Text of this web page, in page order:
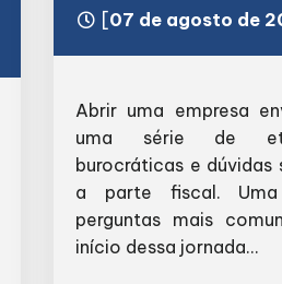
[07 de agosto de
Abrir uma empresa
uma série de
burocráticas e dúvidas
a parte fiscal.
perguntas mais
início dessa jornada...